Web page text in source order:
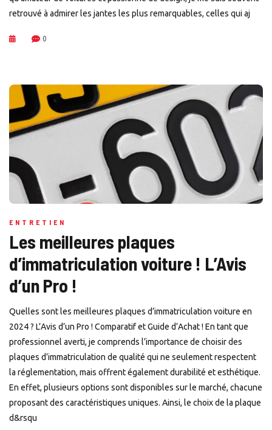
retrouvé à admirer les jantes les plus remarquables, celles qui aj
0
ENTRETIEN
Les meilleures plaques
d’immatriculation voiture ! L’Avis
d’un Pro !
Quelles sont les meilleures plaques d’immatriculation voiture en
2024 ? L’Avis d’un Pro ! Comparatif et Guide d’Achat ! En tant que
professionnel averti, je comprends l’importance de choisir des
plaques d’immatriculation de qualité qui ne seulement respectent
la réglementation, mais offrent également durabilité et esthétique.
En effet, plusieurs options sont disponibles sur le marché, chacune
proposant des caractéristiques uniques. Ainsi, le choix de la plaque
d&rsqu